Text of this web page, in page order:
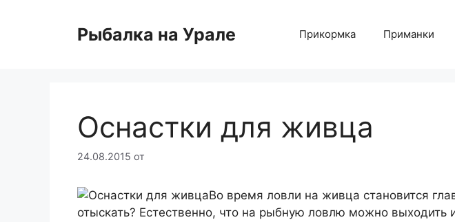
содержимомуРыбалка на Урале Прикормка Приманки
Оснастки для живца
24.08.2015 от
Во время ловли на живца становится
отыскать? Естественно, что на рыбную ловлю можно выходить